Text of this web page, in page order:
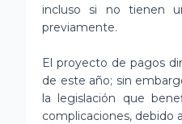
incluso si no tienen
previamente.
El proyecto de pagos
de este año; sin
la legislación que
complicaciones, debido